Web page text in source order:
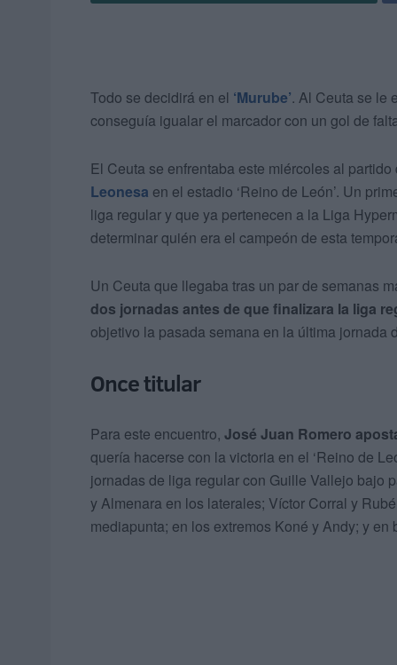
Todo se decidirá en el ‘Murube’. Al Ceuta se le
conseguía igualar el marcador con un gol de
El Ceuta se enfrentaba este miércoles al partido
Leonesa en el estadio ‘Reino de León’. Un
liga regular y que ya pertenecen a la Liga
determinar quién era el campeón de esta
Un Ceuta que llegaba tras un par de semanas
dos jornadas antes de que finalizara la liga
objetivo la pasada semana en la última jornada
Once titular
Para este encuentro, José Juan Romero
quería hacerse con la victoria en el ‘Reino de
jornadas de liga regular con Guille Vallejo bajo
y Almenara en los laterales; Víctor Corral y
mediapunta; en los extremos Koné y Andy; y